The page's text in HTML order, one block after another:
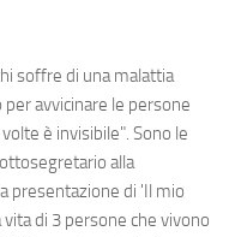
soffre di una malattia
avvicinare le persone
è invisibile". Sono le
alla
presentazione di 'Il mio
di 3 persone che vivono